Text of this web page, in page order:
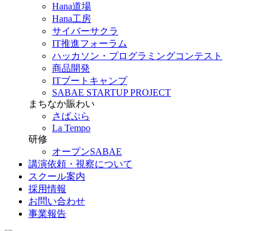
Hana道場
Hana工房
サイバーサクラ
IT推進フォーラム
ハッカソン・プログラミングコンテスト
商品開発
ITブートキャンプ
SABAE STARTUP PROJECT
まちなか賑わい
さばぷら
La Tempo
研修
オープンSABAE
講演依頼・視察について
スクール案内
採用情報
お問い合わせ
事業報告